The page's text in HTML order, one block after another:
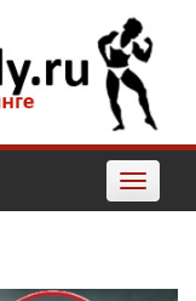
Toggle